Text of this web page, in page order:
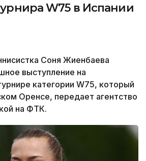
W75 в Испании
Соня Жиенбаева
выступление на
категории W75, который
Оренсе, передает агентство
на ФТК.